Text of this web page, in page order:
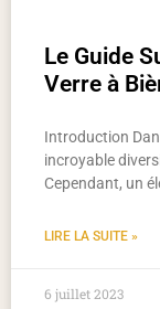
Le Guide
Verre à
Introduction
incroyable
Cependant, un
LIRE LA SUITE »
6 juillet 2023